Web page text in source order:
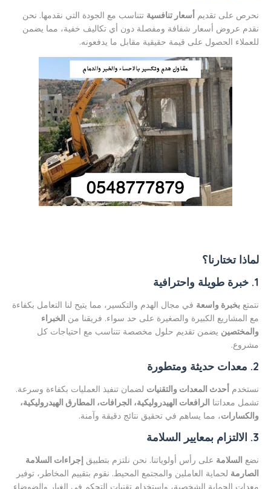
نحرص على تقديم أسعار تنافسية تتناسب مع الجودة التي نقدمها. نحن
نقدم عروض أسعار شفافة ومفصلة دون أي تكاليف خفية، مما يضمن
للعملاء الحصول على قيمة حقيقية مقابل ما يدفعونه.
لماذا تختارنا؟
1. خبرة طويلة واحترافية
نتمتع بخبرة واسعة في مجال الهدم والتكسير، مما يتيح لنا التعامل بكفاءة
مع المشاريع الكبيرة والصغيرة على حد سواء. فريقنا من الخبراء
والمختصين يضمن تقديم حلول مخصصة تتناسب مع احتياجات كل
مشروع.
2. معدات حديثة ومتطورة
نستخدم أحدث المعدات والتقنيات لضمان تنفيذ العمليات بكفاءة وسرعة.
تشمل معداتنا الرافعات الهيدروليكية، الجرافات، المطارق الهيدروليكية،
والكسارات، مما يساهم في تحقيق نتائج دقيقة وآمنة.
3. الالتزام بمعايير السلامة
نضع السلامة على رأس أولوياتنا. نحن نلتزم بتطبيق إجراءات السلامة
الصارمة لحماية العاملين والمجتمع المحيط. نقوم بتقييم المخاطر، توفير
معدات الحماية الشخصية، واستخدام تقنيات التحكم في الغبار والضوضاء